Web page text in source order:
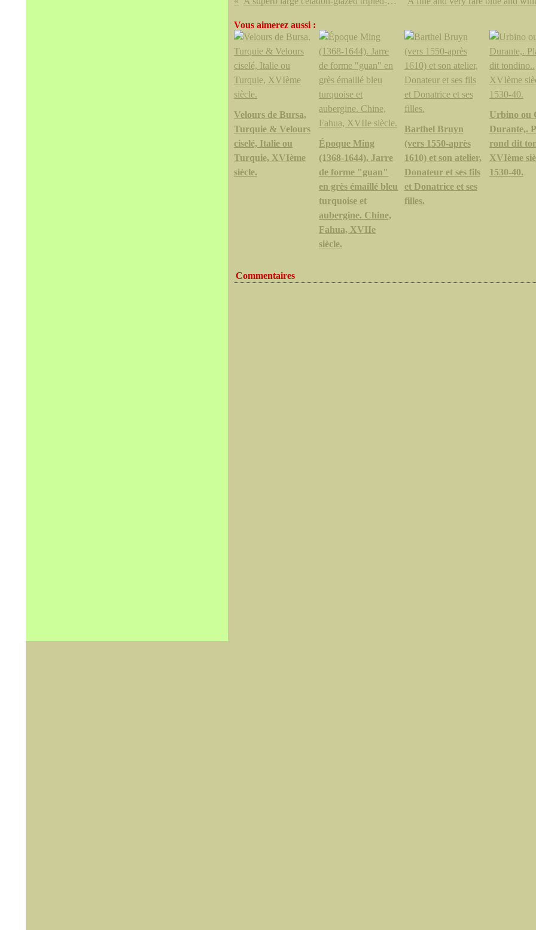
Vous aimerez aussi :
Velours de Bursa,
Turquie & Velours
ciselé, Italie ou
Turquie, XVIème
siècle.
Époque Ming
(1368-1644). Jarre
de forme "guan"
en grès émaillé bleu
turquoise et
aubergine. Chine,
Fahua, XVIIe
siècle.
Barthel Bruyn
(vers 1550-après
1610) et son atelier,
Donateur et ses fils
et Donatrice et ses
filles.
Urbino ou
Durante,.
rond dit
XVIème
1530-40.
Commentaires